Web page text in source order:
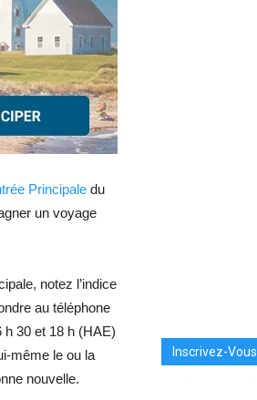
Principale du
un voyage
notez l’indice
au téléphone
h 30 et 18 h (HAE)
même le ou la
nouvelle.
Inscrivez-Vous